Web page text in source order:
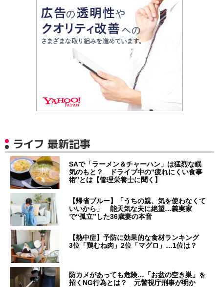
ライフ 最新記事
SAで「ラーメン＆チャーハン」は猛烈な眠
気のもと？ ドライブ中の“疲れにくい食事
術”とは【管理栄養士に聞く】
【帰省ブルー】「うちの親、気を使わなくて
いいから」 能天気な夫に絶望…義実家
で“孤立”した36歳妻の本音
【熱中症】予防に効果的な食材ランキング
3位「鶏むね肉」2位「マグロ」…1位は？
防カメがあっても危険…「お盆の空き巣」を
招くNG行為とは？ 元警視庁刑事が明か